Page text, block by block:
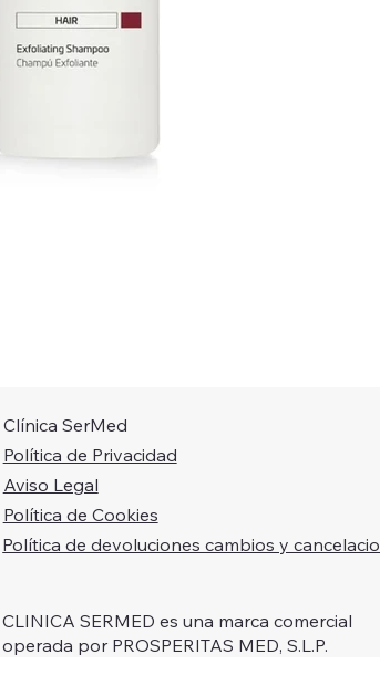
Clínica SerMed
Política de Privacidad
Aviso Legal
Política de Cookies
Política de devoluciones cambios y
CLINICA SERMED es una marca comercial
operada por PROSPERITAS MED, S.L.P.